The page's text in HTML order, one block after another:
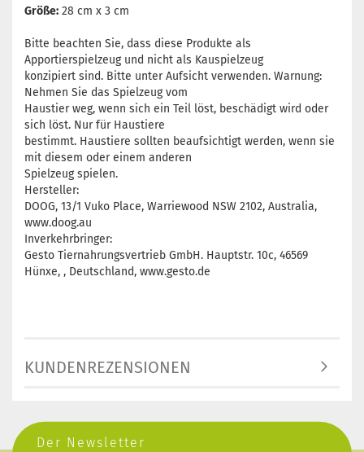
Größe: 28 cm x 3 cm
Bitte beachten Sie, dass diese Produkte als
Apportierspielzeug und nicht als Kauspielzeug
konzipiert sind. Bitte unter Aufsicht verwenden. Warnung:
Nehmen Sie das Spielzeug vom
Haustier weg, wenn sich ein Teil löst, beschädigt wird oder
sich löst. Nur für Haustiere
bestimmt. Haustiere sollten beaufsichtigt werden, wenn sie
mit diesem oder einem anderen
Spielzeug spielen.
Hersteller:
DOOG, 13/1 Vuko Place, Warriewood NSW 2102, Australia,
www.doog.au
Inverkehrbringer:
Gesto Tiernahrungsvertrieb GmbH. Hauptstr. 10c, 46569
Hünxe, , Deutschland, www.gesto.de
KUNDENREZENSIONEN
Der Newsletter